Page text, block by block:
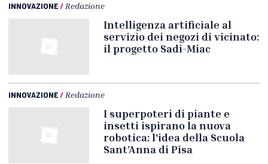
INNOVAZIONE/ Redazione
Intelligenza artificiale al
servizio dei negozi di vicinato:
il progetto Sadi-Miac
INNOVAZIONE/ Redazione
I superpoteri di piante e
insetti ispirano la nuova
robotica: l'idea della Scuola
Sant’Anna di Pisa